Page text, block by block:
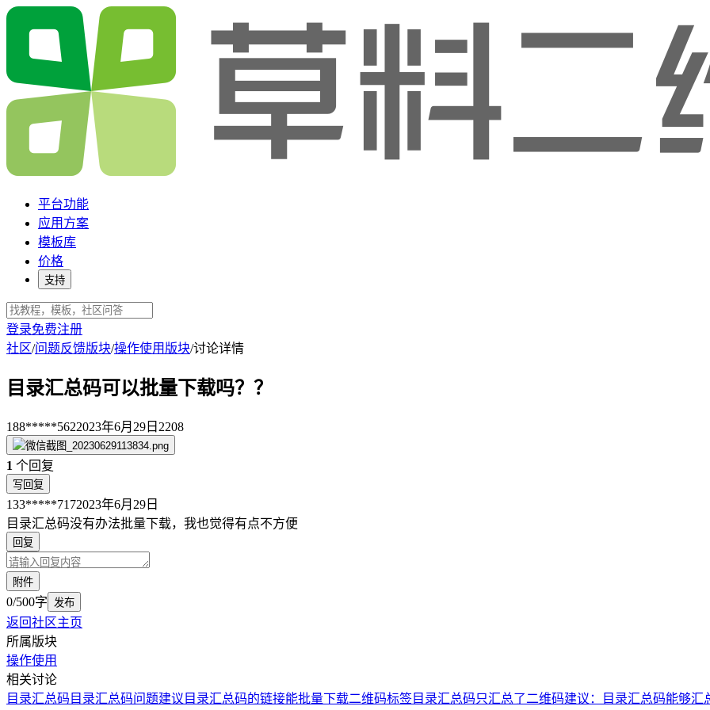
平台功能
应用方案
模板库
价格
支持
登录免费注册
社区/问题反馈版块/操作使用版块/讨论详情
目录汇总码可以批量下载吗？？
188*****5622023年6月29日 2208
1 个回复
写回复
133*****7172023年6月29日
目录汇总码没有办法批量下载，我也觉得有点不方便
回复
附件
0/500字 发布
返回社区主页
所属版块
操作使用
相关讨论
目录汇总码 目录汇总码问题建议目录汇总码的链接能批量下载二维码标签目录汇总码只汇总了二维码建议：目录汇总码能够汇